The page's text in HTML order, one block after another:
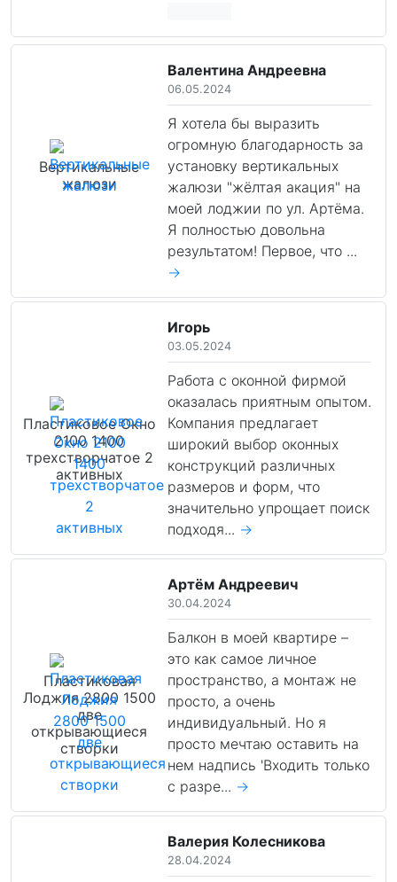
Вертикальные
жалюзи
Валентина Андреевна
06.05.2024
Я хотела бы выразить
огромную благодарность за
установку вертикальных
жалюзи "жёлтая акация" на
моей лоджии по ул. Артёма.
Я полностью довольна
результатом! Первое, что ...
→
Пластиковое Окно
2100 1400
трехстворчатое 2
активных
Игорь
03.05.2024
Работа с оконной фирмой
оказалась приятным опытом.
Компания предлагает
широкий выбор оконных
конструкций различных
размеров и форм, что
значительно упрощает поиск
подходя... →
Пластиковая
Лоджия 2800 1500
две
открывающиеся
створки
Артём Андреевич
30.04.2024
Балкон в моей квартире –
это как самое личное
пространство, а монтаж не
просто, а очень
индивидуальный. Но я
просто мечтаю оставить на
нем надпись 'Входить только
с разре... →
Валерия Колесникова
28.04.2024